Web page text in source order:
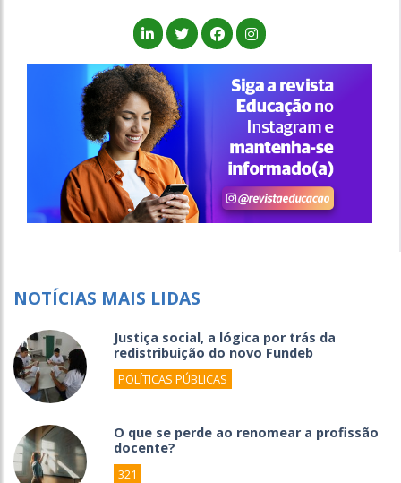
NOTÍCIAS MAIS LIDAS
Justiça social, a lógica por trás da
redistribuição do novo Fundeb
POLÍTICAS PÚBLICAS
O que se perde ao renomear a profissão
docente?
321